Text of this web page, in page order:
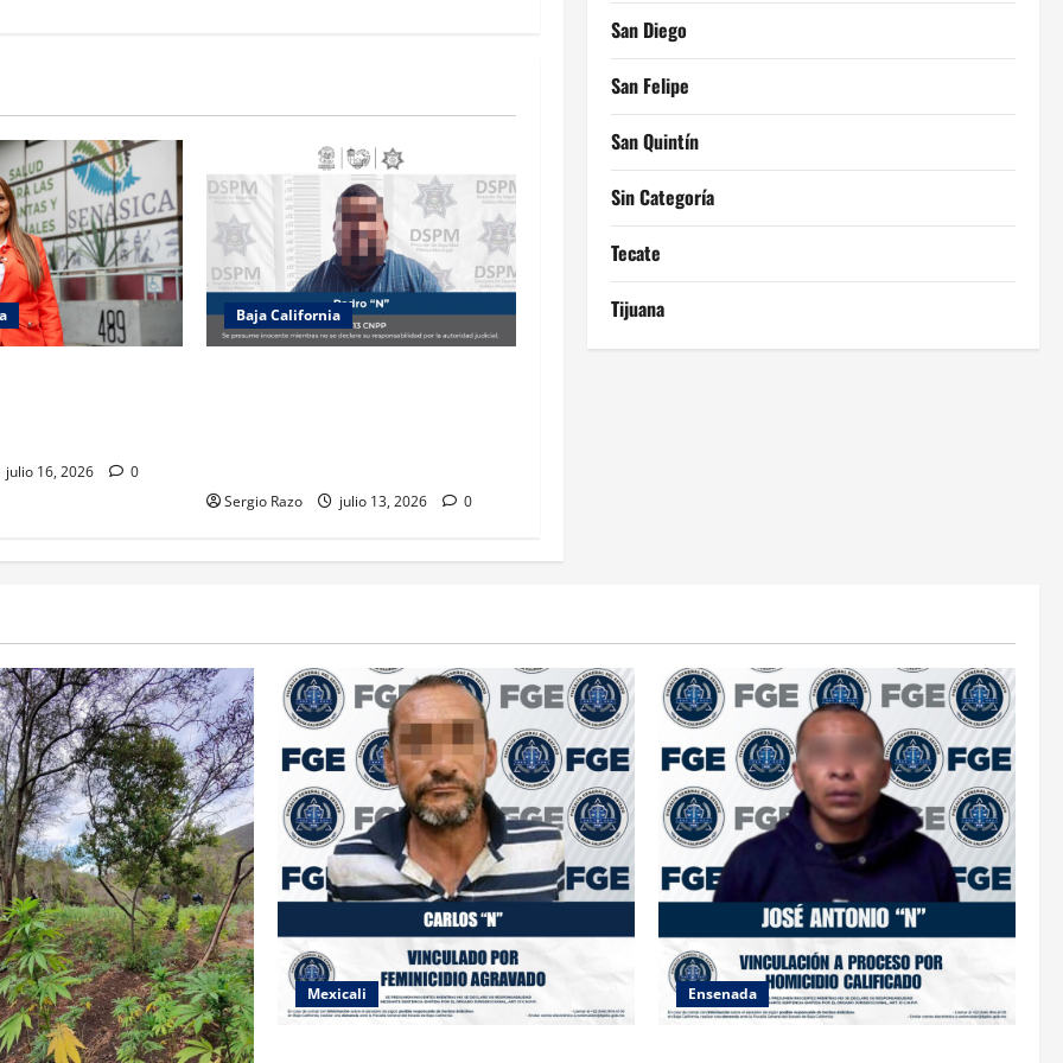
julio 16, 2026 0
Baja California
Sergio Razo julio 13, 2026 0
San Diego
San Felipe
San Quintín
Sin Categoría
Tecate
Tijuana
Mexicali Ensenada